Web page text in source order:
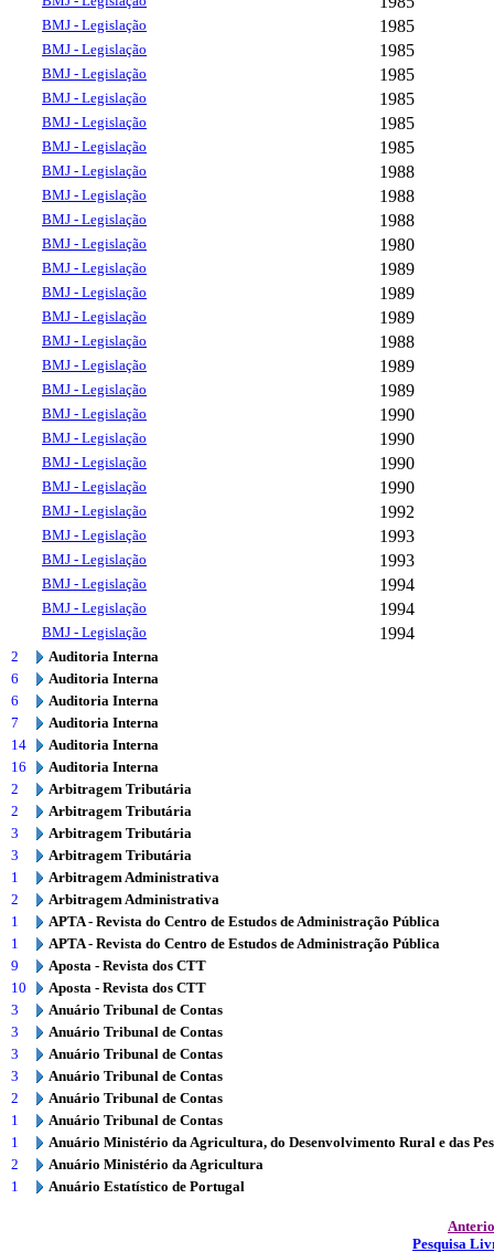
BMJ - Legislação 1985
BMJ - Legislação 1985
BMJ - Legislação 1985
BMJ - Legislação 1985
BMJ - Legislação 1985
BMJ - Legislação 1985
BMJ - Legislação 1988
BMJ - Legislação 1988
BMJ - Legislação 1988
BMJ - Legislação 1980
BMJ - Legislação 1989
BMJ - Legislação 1989
BMJ - Legislação 1989
BMJ - Legislação 1988
BMJ - Legislação 1989
BMJ - Legislação 1989
BMJ - Legislação 1990
BMJ - Legislação 1990
BMJ - Legislação 1990
BMJ - Legislação 1990
BMJ - Legislação 1992
BMJ - Legislação 1993
BMJ - Legislação 1993
BMJ - Legislação 1994
BMJ - Legislação 1994
BMJ - Legislação 1994
2
Auditoria Interna
6
Auditoria Interna
6
Auditoria Interna
7
Auditoria Interna
14
Auditoria Interna
16
Auditoria Interna
2
Arbitragem Tributária
2
Arbitragem Tributária
3
Arbitragem Tributária
3
Arbitragem Tributária
1
Arbitragem Administrativa
2
Arbitragem Administrativa
1
APTA - Revista do Centro de Estudos de Administração Pública
1
APTA - Revista do Centro de Estudos de Administração Pública
9
Aposta - Revista dos CTT
10
Aposta - Revista dos CTT
3
Anuário Tribunal de Contas
3
Anuário Tribunal de Contas
3
Anuário Tribunal de Contas
3
Anuário Tribunal de Contas
2
Anuário Tribunal de Contas
1
Anuário Tribunal de Contas
1
Anuário Ministério da Agricultura, do Desenvolvimento Rural e das
2
Anuário Ministério da Agricultura
1
Anuário Estatístico de Portugal
Pesquisa